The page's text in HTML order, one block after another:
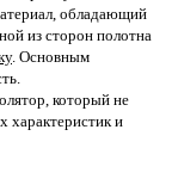
обладающий
из сторон полотна
. Основным
который не
характеристик и